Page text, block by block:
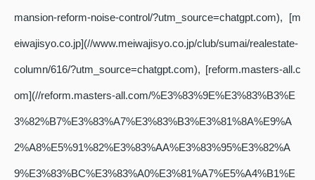
mansion-reform-noise-control/?utm_source=chatgpt.com), [m
eiwajisyo.co.jp](//www.meiwajisyo.co.jp/club/sumai/realestate-
column/616/?utm_source=chatgpt.com), [reform.masters-all.c
om](//reform.masters-all.com/%E3%83%9E%E3%83%B3%E
3%82%B7%E3%83%A7%E3%83%B3%E3%81%8A%E9%A
2%A8%E5%91%82%E3%83%AA%E3%83%95%E3%82%A
9%E3%83%BC%E3%83%A0%E3%81%A7%E5%A4%B1%E